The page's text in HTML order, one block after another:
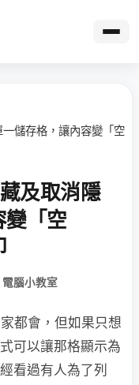
儲存格，讓內容變「空
及取消隱
變「空
電腦小教室
都會，但如果只想
可以讓那格顯示為
看過有人為了列